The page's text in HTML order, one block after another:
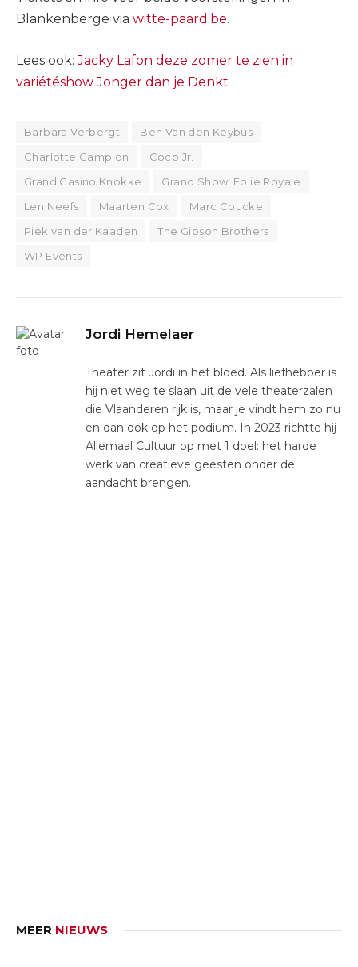
Blankenberge via witte-paard.be.
Lees ook:Jacky Lafon deze zomer te zien in
variétéshow Jonger dan je Denkt
Barbara Verbergt
Ben Van den Keybus
Charlotte Campion
Coco Jr.
Grand Casino Knokke
Grand Show: Folie Royale
Len Neefs
Maarten Cox
Marc Coucke
Piek van der Kaaden
The Gibson Brothers
WP Events
Jordi Hemelaer
Theater zit Jordi in het bloed. Als liefhebber is
hij niet weg te slaan uit de vele theaterzalen
die Vlaanderen rijk is, maar je vindt hem zo nu
en dan ook op het podium. In 2023 richtte hij
Allemaal Cultuur op met 1 doel: het harde
werk van creatieve geesten onder de
aandacht brengen.
MEER NIEUWS